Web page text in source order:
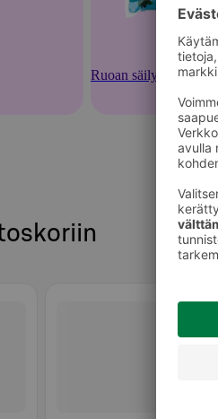
Ruoan säilytysastiat